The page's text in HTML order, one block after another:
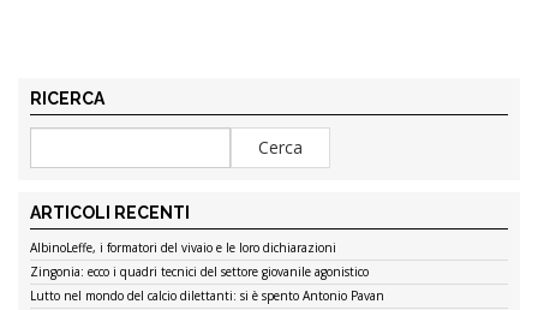
RICERCA
ARTICOLI RECENTI
AlbinoLeffe, i formatori del vivaio e le loro dichiarazioni
Zingonia: ecco i quadri tecnici del settore giovanile agonistico
Lutto nel mondo del calcio dilettanti: si è spento Antonio Pavan